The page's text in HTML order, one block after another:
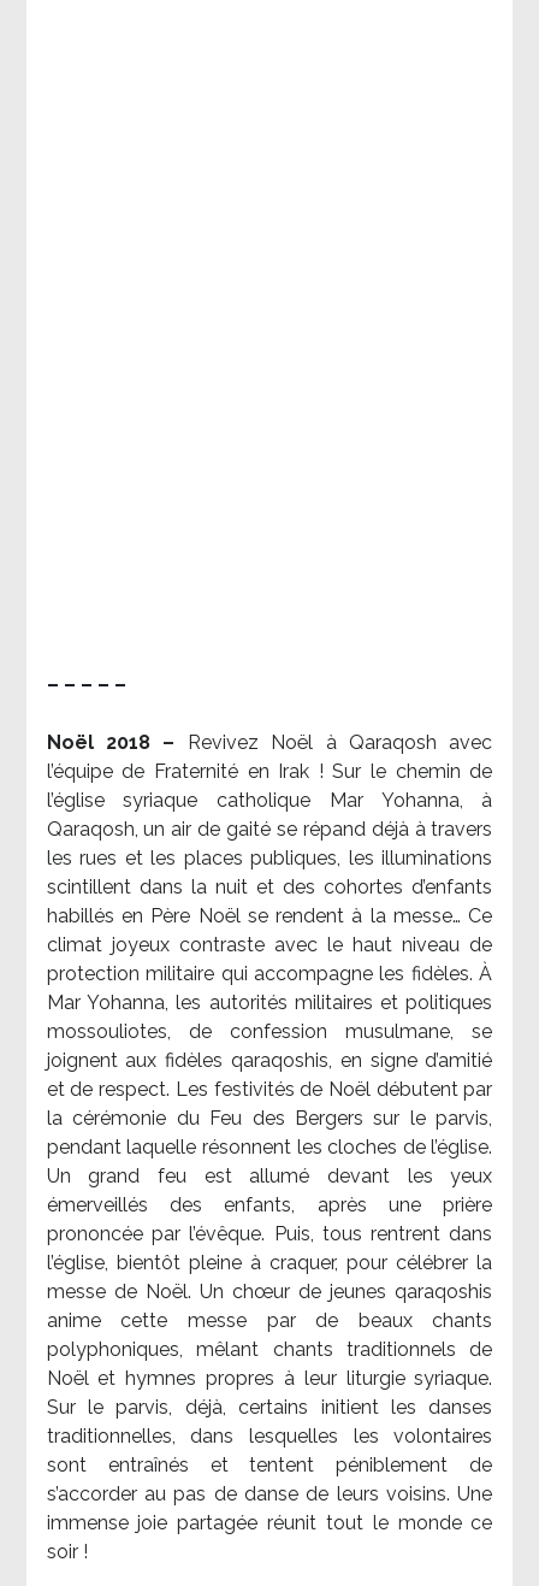
– – – – –
Noël 2018 –
Revivez Noël à Qaraqosh avec
l’équipe de Fraternité en Irak ! Sur le chemin de
l’église syriaque catholique Mar Yohanna, à
Qaraqosh, un air de gaité se répand déjà à travers
les rues et les places publiques, les illuminations
scintillent dans la nuit et des cohortes d’enfants
habillés en Père Noël se rendent à la messe… Ce
climat joyeux contraste avec le haut niveau de
protection militaire qui accompagne les fidèles. À
Mar Yohanna, les autorités militaires et politiques
mossouliotes, de confession musulmane, se
joignent aux fidèles qaraqoshis, en signe d’amitié
et de respect. Les festivités de Noël débutent par
la cérémonie du Feu des Bergers sur le parvis,
pendant laquelle résonnent les cloches de l’église.
Un grand feu est allumé devant les yeux
émerveillés des enfants, après une prière
prononcée par l’évêque. Puis, tous rentrent dans
l’église, bientôt pleine à craquer, pour célébrer la
messe de Noël. Un chœur de jeunes qaraqoshis
anime cette messe par de beaux chants
polyphoniques, mêlant chants traditionnels de
Noël et hymnes propres à leur liturgie syriaque.
Sur le parvis, déjà, certains initient les danses
traditionnelles, dans lesquelles les volontaires
sont entraînés et tentent péniblement de
s’accorder au pas de danse de leurs voisins. Une
immense joie partagée réunit tout le monde ce
soir !